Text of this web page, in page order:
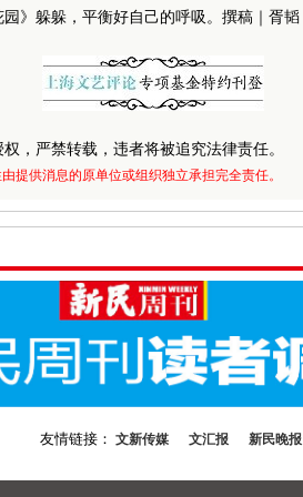
躲躲，平衡好自己的呼吸。撰稿｜胥韬
，严禁转载，违者将被追究法律责任。
提供消息的原单位或组织独立承担完全责任。
友情链接： 文新传媒 文汇报 新民晚报